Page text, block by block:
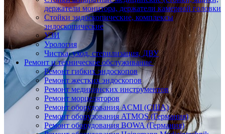
держатели монитора, держатели камерной головки
Стойки эндоскопические, комплексы
эндоскопические
УЗИ
Урология
Чистка, уход, стерилизация, ДВУ
Ремонт и техническое обслуживание
Ремонт гибких эндоскопов
Ремонт жестких эндоскопов
Ремонт медицинских инструментов
Ремонт морцеляторов
Ремонт оборудования ACMI (США)
Ремонт оборудования ATMOS (Германия)
Ремонт оборудования BOWA (Германия)